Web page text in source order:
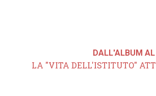
DALL'ALBUM
LA "VITA DELL'ISTITUTO"